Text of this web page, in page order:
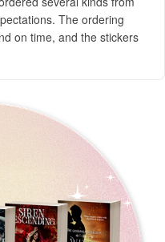
The ordering
on time, and the stickers